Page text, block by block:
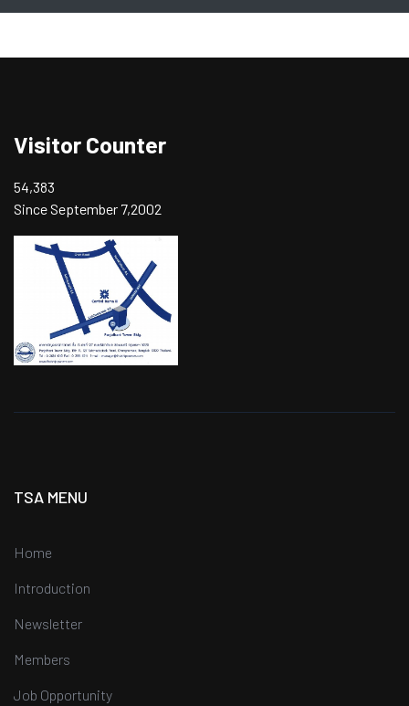
Visitor Counter
54,383
Since September 7,2002
TSA MENU
Home
Introduction
Newsletter
Members
Job Opportunity